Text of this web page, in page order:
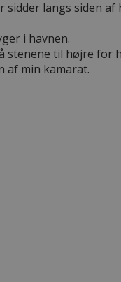
langs siden
i havnen.
stenene til højre for
af min kamarat.